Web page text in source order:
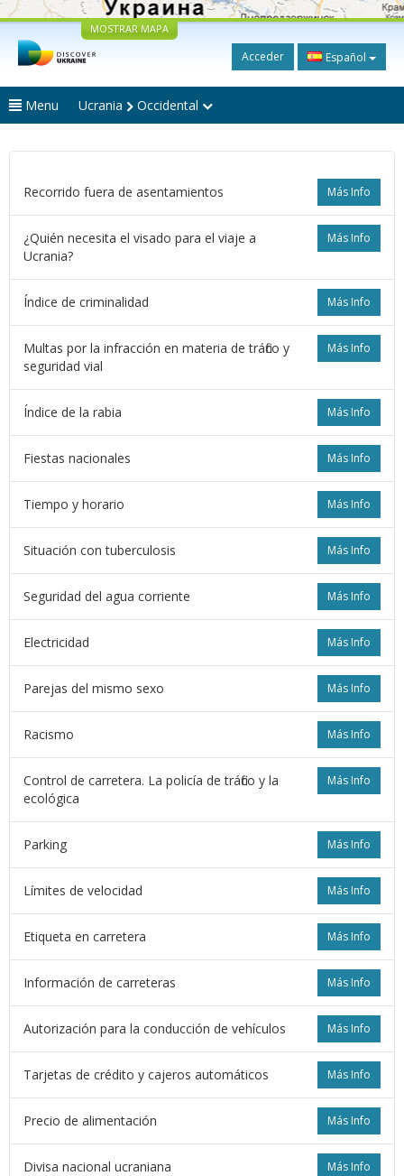
MOSTRAR MAPA
Acceder Español
Menu Ucrania Occidental
Más Info
Recorrido fuera de asentamientos
Más Info
¿Quién necesita el visado para el viaje a
Ucrania?
Más Info
Índice de criminalidad
Más Info
Multas por la infracción en materia de tráfico y
seguridad vial
Más Info
Índice de la rabia
Más Info
Fiestas nacionales
Más Info
Tiempo y horario
Más Info
Situación con tuberculosis
Más Info
Seguridad del agua corriente
Más Info
Electricidad
Más Info
Parejas del mismo sexo
Más Info
Racismo
Más Info
Control de carretera. La policía de tráfico y la
ecológica
Más Info
Parking
Más Info
Límites de velocidad
Más Info
Etiqueta en carretera
Más Info
Información de carreteras
Más Info
Autorización para la conducción de vehículos
Más Info
Tarjetas de crédito y cajeros automáticos
Más Info
Precio de alimentación
Más Info
Divisa nacional ucraniana